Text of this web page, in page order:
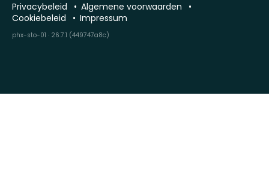
Privacybeleid
Algemene voorwaarden
Cookiebeleid
Impressum
phx-sto-01 · 26.7.1 (449747a8c)